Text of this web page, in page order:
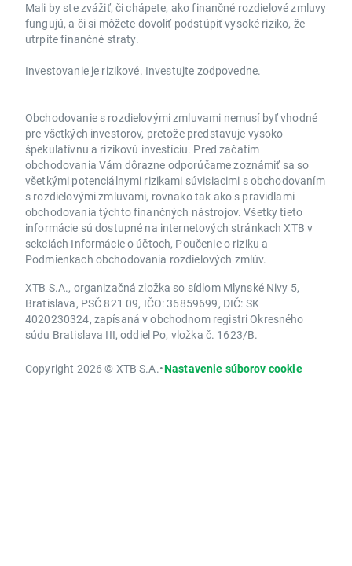
Mali by ste zvážiť, či chápete, ako finančné rozdielové zmluvy
fungujú, a či si môžete dovoliť podstúpiť vysoké riziko, že
utrpíte finančné straty.
Investovanie je rizikové. Investujte zodpovedne.
Obchodovanie s rozdielovými zmluvami nemusí byť vhodné
pre všetkých investorov, pretože predstavuje vysoko
špekulatívnu a rizikovú investíciu. Pred začatím
obchodovania Vám dôrazne odporúčame zoznámiť sa so
všetkými potenciálnymi rizikami súvisiacimi s obchodovaním
s rozdielovými zmluvami, rovnako tak ako s pravidlami
obchodovania týchto finančných nástrojov. Všetky tieto
informácie sú dostupné na internetových stránkach XTB v
sekciách Informácie o účtoch, Poučenie o riziku a
Podmienkach obchodovania rozdielových zmlúv.
XTB S.A., organizačná zložka so sídlom Mlynské Nivy 5,
Bratislava, PSČ 821 09, IČO: 36859699, DIČ: SK
4020230324, zapísaná v obchodnom registri Okresného
súdu Bratislava III, oddiel Po, vložka č. 1623/B.
Copyright 2026 © XTB S.A.•Nastavenie súborov cookie